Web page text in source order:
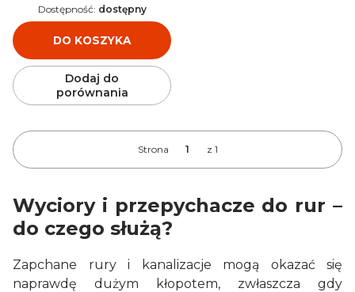
DO KOSZYKA
Dostępność: dostępny
Dodaj do
porównania
Strona z 1
Wyciory i przepychacze do rur –
do czego służą?
Zapchane rury i kanalizacje mogą okazać się
naprawdę dużym kłopotem, zwłaszcza gdy